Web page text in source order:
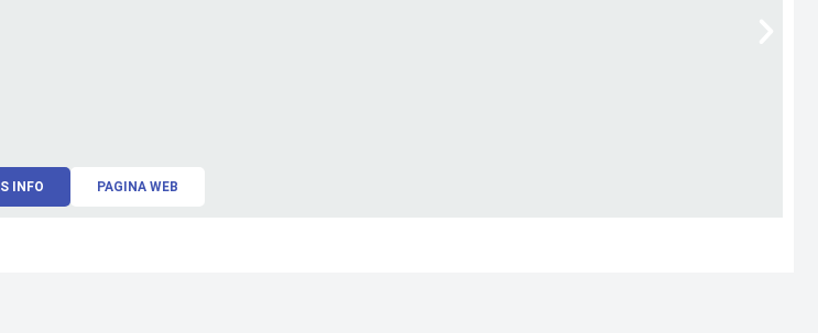
INFO PAGINA WEB